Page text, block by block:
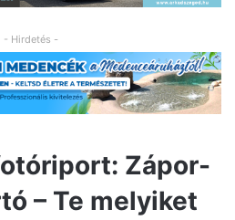
- Hirdetés -
Zápor-
– Te melyiket